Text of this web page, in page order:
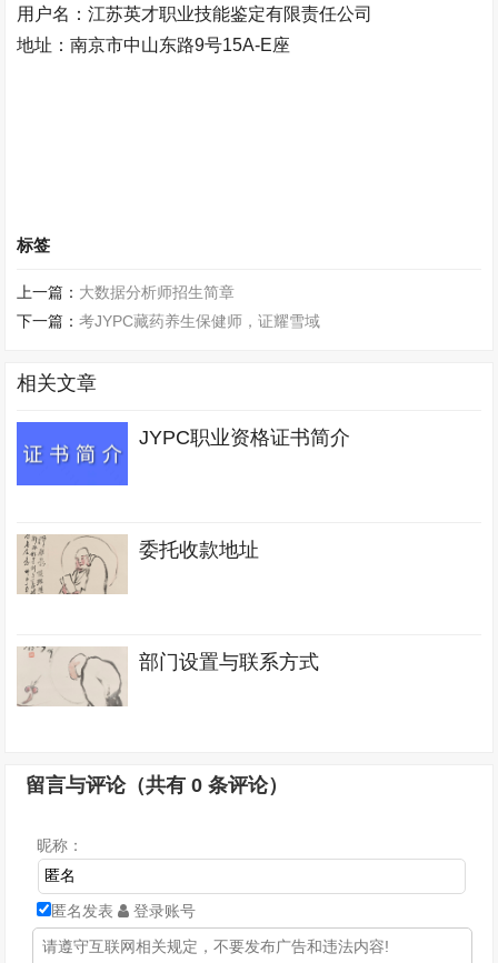
用户名：江苏英才职业技能鉴定有限责任公司
地址：南京市中山东路9号15A-E座
标签
上一篇： 大数据分析师招生简章
下一篇：考JYPC藏药养生保健师，证耀雪域
相关文章
JYPC职业资格证书简介
委托收款地址
部门设置与联系方式
留言与评论（共有0 条评论）
昵称：
匿名发表 登录账号